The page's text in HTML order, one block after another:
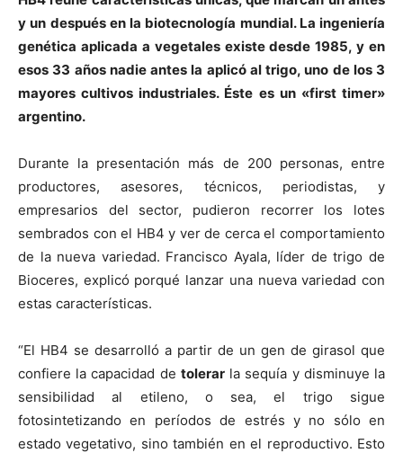
y un después en la biotecnología mundial. La ingeniería
genética aplicada a vegetales existe desde 1985, y en
esos 33 años nadie antes la aplicó al trigo, uno de los 3
mayores cultivos industriales. Éste es un «first timer»
argentino.
Durante la presentación más de 200 personas, entre
productores, asesores, técnicos, periodistas, y
empresarios del sector, pudieron recorrer los lotes
sembrados con el HB4 y ver de cerca el comportamiento
de la nueva variedad. Francisco Ayala, líder de trigo de
Bioceres, explicó porqué lanzar una nueva variedad con
estas características.
“El HB4 se desarrolló a partir de un gen de girasol que
confiere la capacidad de tolerarla sequía y disminuye la
sensibilidad al etileno, o sea, el trigo sigue
fotosintetizando en períodos de estrés y no sólo en
estado vegetativo, sino también en el reproductivo. Esto